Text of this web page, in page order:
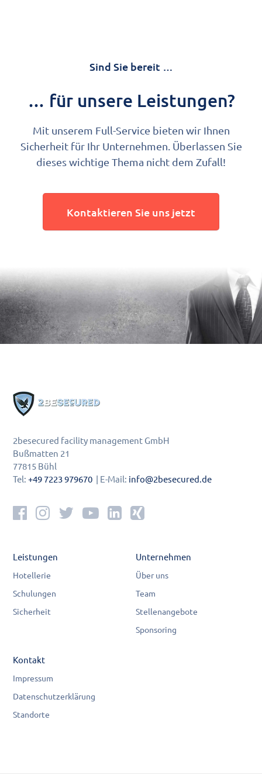
Sind Sie bereit …
… für unsere Leistungen?
Mit unserem Full-Service bieten wir Ihnen
Sicherheit für Ihr Unternehmen. Überlassen Sie
dieses wichtige Thema nicht dem Zufall!
Kontaktieren Sie uns jetzt
2besecured facility management GmbH
Bußmatten 21
77815 Bühl
Tel:+49 7223 979670 | E-Mail: info@2besecured.de
Leistungen
Hotellerie
Schulungen
Sicherheit
Unternehmen
Über uns
Team
Stellenangebote
Sponsoring
Kontakt
Impressum
Datenschutzerklärung
Standorte